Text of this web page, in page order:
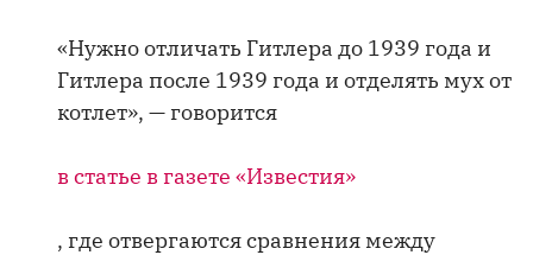
«Нужно отличать Гитлера до 1939 года и
Гитлера после 1939 года и отделять мух от
котлет», — говорится
в статье в газете «Известия»
, где отвергаются сравнения между